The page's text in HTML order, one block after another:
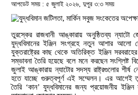
আপডেট সময় : ৫ জুলাই ২০২৬, দুপুর ৩:৩ সময়
তুরস্কের রাজধানী আঙ্কারায় অনুষ্ঠিতব্য ন্যাটো
যুদ্ধবিমানের ইঞ্জিন সংগ্রহে নতুন আশার আলো
যুক্তরাষ্ট্রের কাছ থেকে অতিরিক্ত ইঞ্জিন
সম্ভাবনা তৈরি হয়েছে বলে মনে করছেন সংশ্লিষ্ট
জুলাই আঙ্কারায় ন্যাটোর সদস্য রাষ্ট্রগুলোর শীর্ষ
হতে যাচ্ছে গুরুত্বপূর্ণ এই সম্মেলন। এর আগেই
তৈরি ‘কান’ যুদ্ধবিমানের জন্য প্রয়োজনীয়